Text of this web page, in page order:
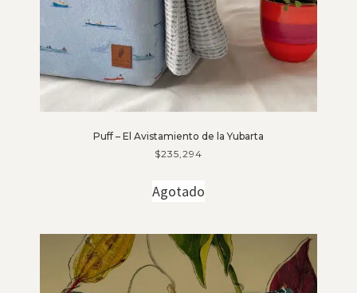
Puff – El Avistamiento de la Yubarta
$235,294
Agotado